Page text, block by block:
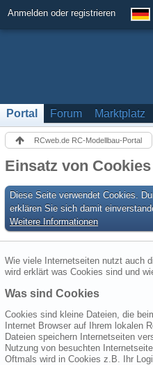
Anmelden oder registrieren
Portal Forum Marktplatz
RCweb.de RC-Modellbau-Portal
Einsatz von Cookies
Diese Seite verwendet Cookies.
erklären Sie sich damit
Weitere Informationen
Wie viele Internetseiten nutzt auch
wird erklärt was Cookies sind und
Was sind Cookies
Cookies sind kleine Dateien, die
Internet Browser auf Ihrem lokalen
Dateien speichern Internetseiten
Nutzung von besuchten
Oftmals wird in Cookies z.B. Ihr